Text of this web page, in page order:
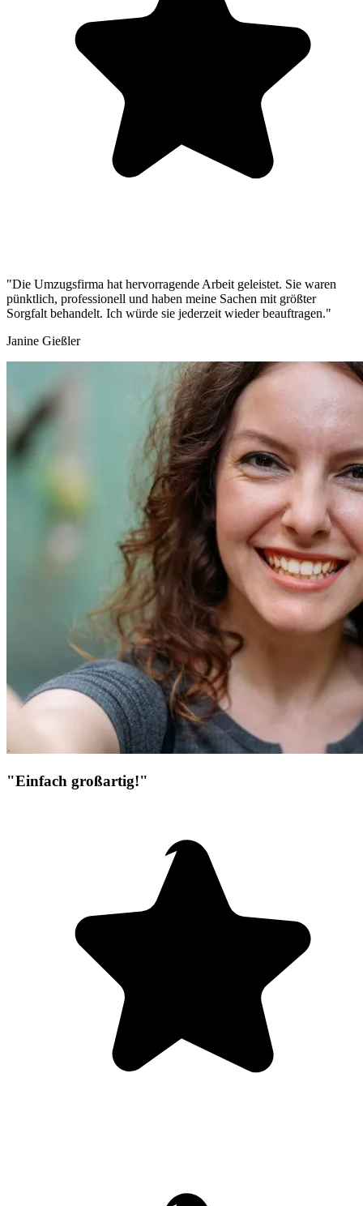
"Die Umzugsfirma hat hervorragende Arbeit geleistet. Sie waren
pünktlich, professionell und haben meine Sachen mit größter
Sorgfalt behandelt. Ich würde sie jederzeit wieder beauftragen."
Janine Gießler
"Einfach großartig!"